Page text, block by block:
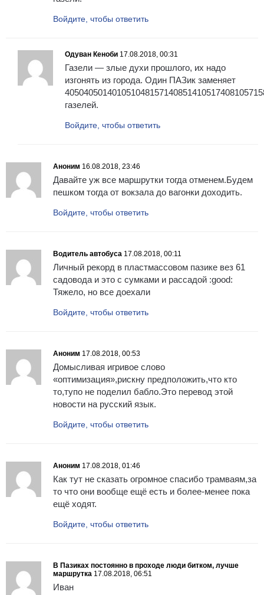
Войдите, чтобы ответить
Одуван Кеноби 17.08.2018, 00:31
Газели — злые духи прошлого, их надо
изгонять из города. Один ПАЗик заменяет
газелей.
Войдите, чтобы ответить
Аноним 16.08.2018, 23:46
Давайте уж все маршрутки тогда отменем.Будем
пешком тогда от вокзала до вагонки доходить.
Войдите, чтобы ответить
Водитель автобуса 17.08.2018, 00:11
Личный рекорд в пластмассовом пазике вез 61
садовода и это с сумками и рассадой :good:
Тяжело, но все доехали
Войдите, чтобы ответить
Аноним 17.08.2018, 00:53
Домысливая игривое слово
«оптимизация»,рискну предположить,что кто
то,тупо не поделил бабло.Это перевод этой
новости на русский язык.
Войдите, чтобы ответить
Аноним 17.08.2018, 01:46
Как тут не сказать огромное спасибо трамваям,за
то что они вообще ещё есть и более-менее пока
ещё ходят.
Войдите, чтобы ответить
В Пазиках постоянно в проходе люди битком, лучше
маршрутка 17.08.2018, 06:51
Иван